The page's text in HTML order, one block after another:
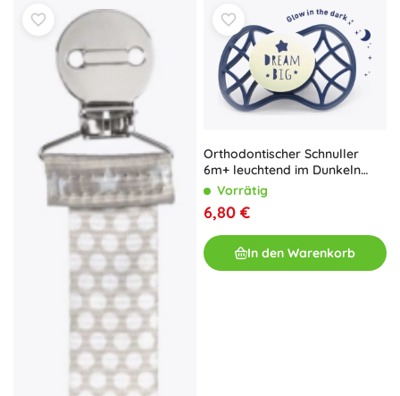
Orthodontischer Schnuller
6m+ leuchtend im Dunkeln
Blue Moon
Vorrätig
6,80 €
In den Warenkorb